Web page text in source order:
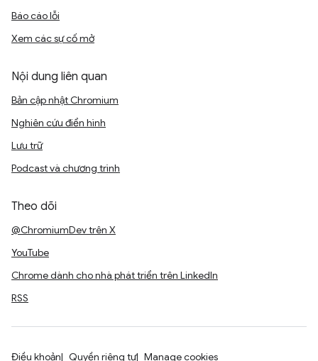
Báo cáo lỗi
Xem các sự cố mở
Nội dung liên quan
Bản cập nhật Chromium
Nghiên cứu điển hình
Lưu trữ
Podcast và chương trình
Theo dõi
@ChromiumDev trên X
YouTube
Chrome dành cho nhà phát triển trên LinkedIn
RSS
Điều khoản Quyền riêng tư Manage cookies